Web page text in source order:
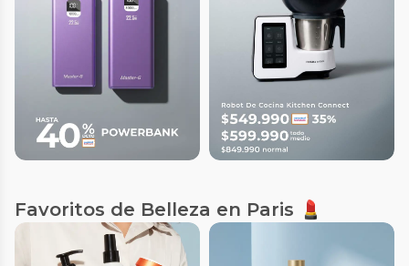
Favoritos de Belleza en Paris 💄